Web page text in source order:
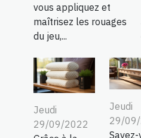
vous appliquez et
maîtrisez les rouages
du jeu,...
Jeudi
29/09/2022
Jeudi
29/
Savez-